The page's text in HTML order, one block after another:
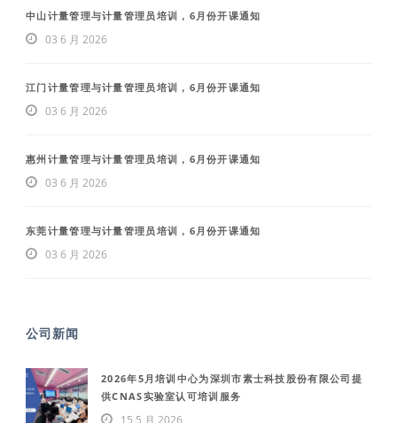
中山计量管理与计量管理员培训，6月份开课通知
03 6 月 2026
江门计量管理与计量管理员培训，6月份开课通知
03 6 月 2026
惠州计量管理与计量管理员培训，6月份开课通知
03 6 月 2026
东莞计量管理与计量管理员培训，6月份开课通知
03 6 月 2026
公司新闻
2026年5月培训中心为深圳市素士科技股份有限公司提
供CNAS实验室认可培训服务
15 5 月 2026